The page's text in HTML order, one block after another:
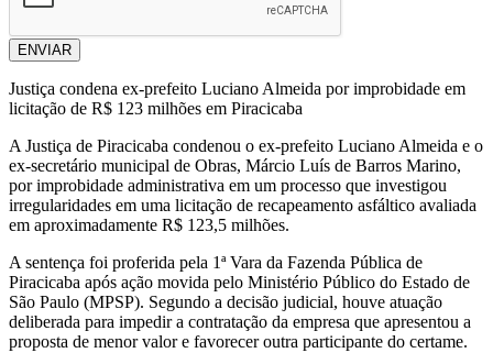
ENVIAR
Justiça condena ex-prefeito Luciano Almeida por improbidade em
licitação de R$ 123 milhões em Piracicaba
A Justiça de Piracicaba condenou o ex-prefeito Luciano Almeida e o
ex-secretário municipal de Obras, Márcio Luís de Barros Marino,
por improbidade administrativa em um processo que investigou
irregularidades em uma licitação de recapeamento asfáltico avaliada
em aproximadamente R$ 123,5 milhões.
A sentença foi proferida pela 1ª Vara da Fazenda Pública de
Piracicaba após ação movida pelo Ministério Público do Estado de
São Paulo (MPSP). Segundo a decisão judicial, houve atuação
deliberada para impedir a contratação da empresa que apresentou a
proposta de menor valor e favorecer outra participante do certame.